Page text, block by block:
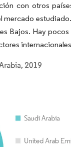
con otros
Bajos. Hay